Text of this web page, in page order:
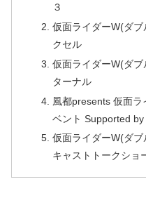
３
仮面ライダーW(ダ
クセル
仮面ライダーW(ダ
ターナル
風都presents 仮面
ベント Supported by
仮面ライダーW(ダ
キャストトークショ